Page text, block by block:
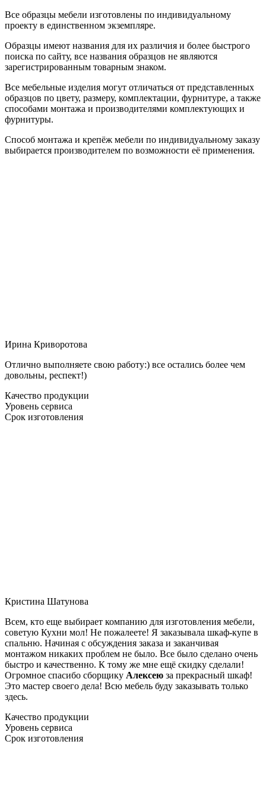
Все образцы мебели изготовлены по индивидуальному
проекту в единственном экземпляре.
Образцы имеют названия для их различия и более быстрого
поиска по сайту, все названия образцов не являются
зарегистрированным товарным знаком.
Все мебельные изделия могут отличаться от представленных
образцов по цвету, размеру, комплектации, фурнитуре, а также
способами монтажа и производителями комплектующих и
фурнитуры.
Способ монтажа и крепёж мебели по индивидуальному заказу
выбирается производителем по возможности её применения.
Ирина Криворотова
Отлично выполняете свою работу:) все остались более чем
довольны, респект!)
Качество продукции
Уровень сервиса
Срок изготовления
Кристина Шатунова
Всем, кто еще выбирает компанию для изготовления мебели,
советую Кухни мол! Не пожалеете! Я заказывала шкаф-купе в
спальню. Начиная с обсуждения заказа и заканчивая
монтажом никаких проблем не было. Все было сделано очень
быстро и качественно. К тому же мне ещё скидку сделали!
Огромное спасибо сборщику Алексею за прекрасный шкаф!
Это мастер своего дела! Всю мебель буду заказывать только
здесь.
Качество продукции
Уровень сервиса
Срок изготовления